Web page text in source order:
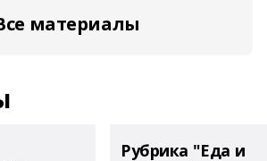
материалы
Рубрика "Еда и